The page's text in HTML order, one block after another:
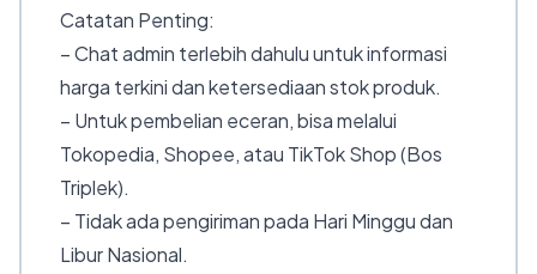
Catatan Penting:
– Chat admin terlebih dahulu untuk informasi
harga terkini dan ketersediaan stok produk.
– Untuk pembelian eceran, bisa melalui
Tokopedia, Shopee, atau TikTok Shop (Bos
Triplek).
– Tidak ada pengiriman pada Hari Minggu dan
Libur Nasional.